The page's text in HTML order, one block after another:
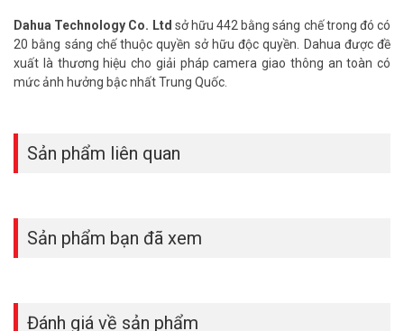
Dahua Technology Co. Ltd sở hữu 442 bằng sáng chế trong đó có
20 bằng sáng chế thuộc quyền sở hữu độc quyền. Dahua được đề
xuất là thương hiệu cho giải pháp camera giao thông an toàn có
mức ảnh hưởng bậc nhất Trung Quốc.
Sản phẩm liên quan
Sản phẩm bạn đã xem
Đánh giá về sản phẩm